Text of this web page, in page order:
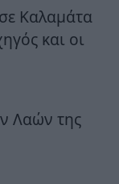
Καλαμάτα
και οι
Λαών της